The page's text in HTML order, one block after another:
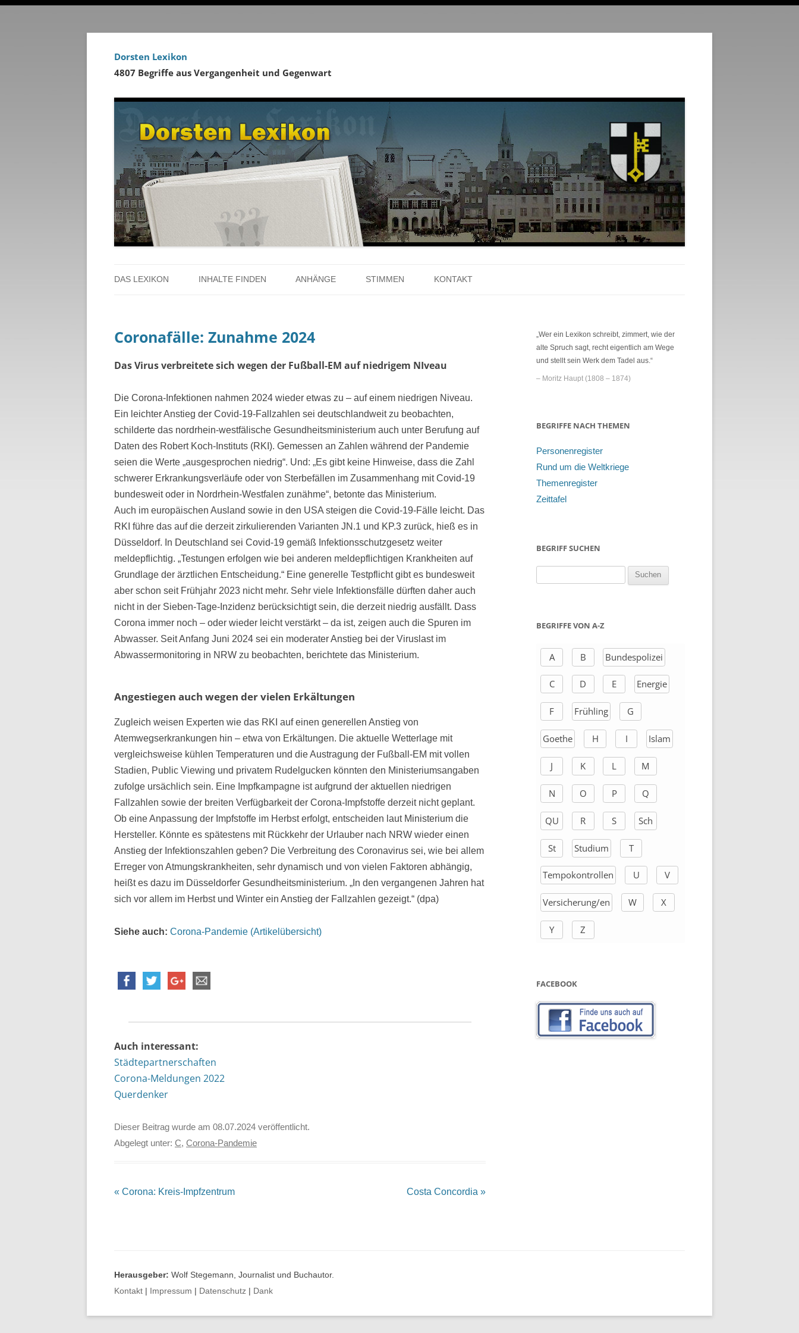
Dorsten Lexikon
4807 Begriffe aus Vergangenheit und Gegenwart
zum
DAS LEXIKON
ÜBER DAS PROJEKT
INHALTE FINDEN
PERSONENREGISTER
RUND UM DIE WELTKRIEGE
ZEITTAFEL
ANHÄNGE
LITERATUR ÜBER DORSTEN
LINKS
STIMMEN KONTAKT
DANK
Coronafälle: Zunahme 2024
Das Virus verbreitete sich wegen der Fußball-EM auf niedrigem NIveau
Die Corona-Infektionen nahmen 2024 wieder etwas zu – auf einem niedrigen Niveau.
Ein leichter Anstieg der Covid-19-Fallzahlen sei deutschlandweit zu beobachten,
schilderte das nordrhein-westfälische Gesundheitsministerium auch unter Berufung auf
Daten des Robert Koch-Instituts (RKI). Gemessen an Zahlen während der Pandemie
seien die Werte „ausgesprochen niedrig“. Und: „Es gibt keine Hinweise, dass die Zahl
schwerer Erkrankungsverläufe oder von Sterbefällen im Zusammenhang mit Covid-19
bundesweit oder in Nordrhein-Westfalen zunähme“, betonte das Ministerium.
Auch im europäischen Ausland sowie in den USA steigen die Covid-19-Fälle leicht. Das
RKI führe das auf die derzeit zirkulierenden Varianten JN.1 und KP.3 zurück, hieß es in
Düsseldorf. In Deutschland sei Covid-19 gemäß Infektionsschutzgesetz weiter
meldepflichtig. „Testungen erfolgen wie bei anderen meldepflichtigen Krankheiten auf
Grundlage der ärztlichen Entscheidung.“ Eine generelle Testpflicht gibt es bundesweit
aber schon seit Frühjahr 2023 nicht mehr. Sehr viele Infektionsfälle dürften daher auch
nicht in der Sieben-Tage-Inzidenz berücksichtigt sein, die derzeit niedrig ausfällt. Dass
Corona immer noch – oder wieder leicht verstärkt – da ist, zeigen auch die Spuren im
Abwasser. Seit Anfang Juni 2024 sei ein moderater Anstieg bei der Viruslast im
Abwassermonitoring in NRW zu beobachten, berichtete das Ministerium.
Angestiegen auch wegen der vielen Erkältungen
Zugleich weisen Experten wie das RKI auf einen generellen Anstieg von
Atemwegserkrankungen hin – etwa von Erkältungen. Die aktuelle Wetterlage mit
vergleichsweise kühlen Temperaturen und die Austragung der Fußball-EM mit vollen
Stadien, Public Viewing und privatem Rudelgucken könnten den Ministeriumsangaben
zufolge ursächlich sein. Eine Impfkampagne ist aufgrund der aktuellen niedrigen
Fallzahlen sowie der breiten Verfügbarkeit der Corona-Impfstoffe derzeit nicht geplant.
Ob eine Anpassung der Impfstoffe im Herbst erfolgt, entscheiden laut Ministerium die
Hersteller. Könnte es spätestens mit Rückkehr der Urlauber nach NRW wieder einen
Anstieg der Infektionszahlen geben? Die Verbreitung des Coronavirus sei, wie bei allem
Erreger von Atmungskrankheiten, sehr dynamisch und von vielen Faktoren abhängig,
heißt es dazu im Düsseldorfer Gesundheitsministerium. „In den vergangenen Jahren hat
sich vor allem im Herbst und Winter ein Anstieg der Fallzahlen gezeigt.“ (dpa)
Siehe auch: Corona-Pandemie (Artikelübersicht)
Auch interessant:
Städtepartnerschaften
Corona-Meldungen 2022
Querdenker
Dieser Beitrag wurde am 08.07.2024 veröffentlicht.
Abgelegt unter: C, Corona-Pandemie
Beitrags-
« Corona: Kreis-Impfzentrum Costa Concordia »
„Wer ein Lexikon schreibt, zimmert, wie der
alte Spruch sagt, recht eigentlich am Wege
und stellt sein Werk dem Tadel aus.“
– Moritz Haupt (1808 – 1874)
BEGRIFFE NACH THEMEN
Personenregister
Rund um die Weltkriege
Themenregister
Zeittafel
BEGRIFF SUCHEN
h
h
BEGRIFFE VON A-Z
A B Bundespolizei
C D E Energie
F Frühling G
Goethe H I Islam
J K L M
N O P Q
QU R S Sch
St Studium T
Tempokontrollen U V
Versicherung/en W X
Y Z
FACEBOOK
Herausgeber: Wolf Stegemann, Journalist und Buchautor.
Kontakt
Impressum Datenschutz Dank